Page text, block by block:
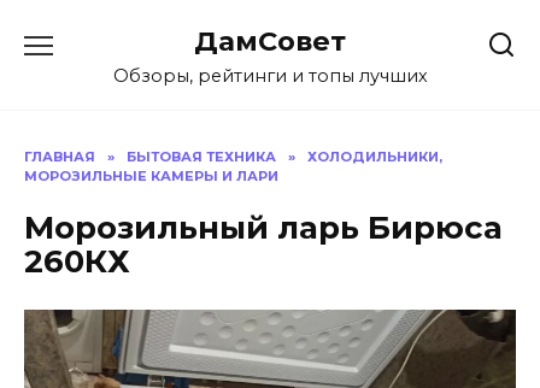
содержанию
ДамСовет
Обзоры, рейтинги и топы лучших
ГЛАВНАЯ » БЫТОВАЯ ТЕХНИКА »
ХОЛОДИЛЬНИКИ,
МОРОЗИЛЬНЫЕ КАМЕРЫ И ЛАРИ
Морозильный ларь Бирюса
260КХ